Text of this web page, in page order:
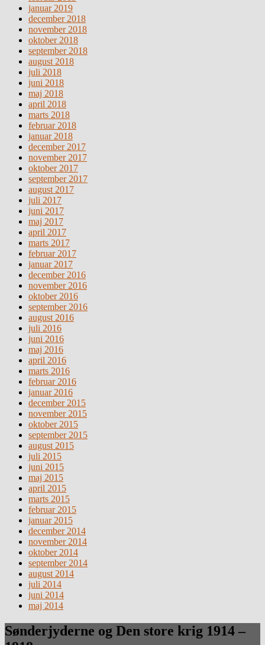
januar 2019
december 2018
november 2018
oktober 2018
september 2018
august 2018
juli 2018
juni 2018
maj 2018
april 2018
marts 2018
februar 2018
januar 2018
december 2017
november 2017
oktober 2017
september 2017
august 2017
juli 2017
juni 2017
maj 2017
april 2017
marts 2017
februar 2017
januar 2017
december 2016
november 2016
oktober 2016
september 2016
august 2016
juli 2016
juni 2016
maj 2016
april 2016
marts 2016
februar 2016
januar 2016
december 2015
november 2015
oktober 2015
september 2015
august 2015
juli 2015
juni 2015
maj 2015
april 2015
marts 2015
februar 2015
januar 2015
december 2014
november 2014
oktober 2014
september 2014
august 2014
juli 2014
juni 2014
maj 2014
Sønderjyderne og Den store krig 1914 –